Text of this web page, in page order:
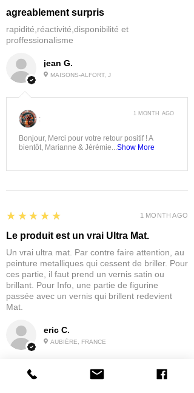
jean G.
MAISONS-ALFORT, J
agreablement surpris
rapidité,réactivité,disponibilité et
proffessionalisme
:
Bonjour, Merci pour votre retour positif ! A
bientôt, Marianne & Jérémie...Show More
1 MONTH AGO
eric C.
AUBIÈRE, FRANCE
5
★★★★★
Le produit est un vrai Ultra Mat.
Un vrai ultra mat. Par contre faire attention, au
peinture metalliques qui cessent de briller. Pour
ces partie, il faut prend un vernis satin ou
brillant. Pour Info, une partie de figurine
passée avec un vernis qui brillent redevient
Mat.
1 MONTH AGO